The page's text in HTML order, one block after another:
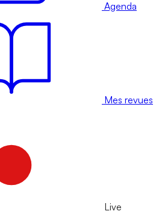
Agenda
Mes revues
Live